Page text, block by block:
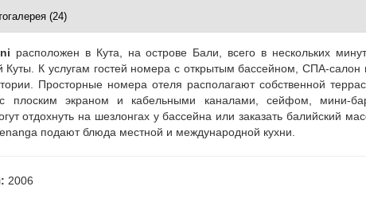
(24)
расположен в Кута, на острове Бали, всего в нескольких
К услугам гостей номера с открытым бассейном, СПА-салон
Просторные номера отеля располагают собственной
с плоским экраном и кабельными каналами, сейфом, мини-
отдохнуть на шезлонгах у бассейна или заказать балийский
подают блюда местной и международной кухни.
2006